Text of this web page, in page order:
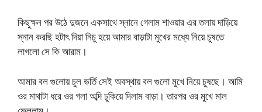
কিছুক্ষন পর উঠে দুজনে একসাথে স্নানে গেলাম শাওয়ার এর তলায় দাড়িয়ে
স্নান করছি হটাৎ দিয়া নিচু হয়ে আমার বাড়াটা মুখের মধ্যে নিয়ে চুষতে
লাগলো সে কি আরাম।
আমার বল গুলোয় চুল ভর্তি সেই অবস্থায় বল গুলো মুখে নিয়ে চুষছে। আমি
ওর মাথাটা ধরে ওর গলা অব্দি ঢুকিয়ে দিলাম বাড়া। তারপর ওর মুখে মাল